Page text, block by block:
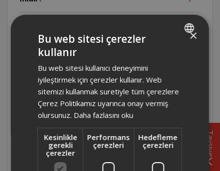
Makinesi Arıza durumunda ne yapılmalıdır?
AR5134- Arzum Hairstar Neo Kurutma
Makinesi Üretici/İthalatçı firma kimdir ve
ürün nerede üretilmiştir?
AR5134- Arzum Hairstar Neo Kurutma
AR5134- Arzum Hairstar Neo Kurutma
Makinesi Uzatma kablosu kullanılabilir mi?
Tavsiye
×
Bu web sitesi çerezler
kullanır
Bu web sitesi kullanıcı deneyimini
iyileştirmek için çerezler kullanır. Web
sitemizi kullanmak suretiyle tüm çerezlere
Çerez Politikamız uyarınca onay vermiş
olursunuz. Daha fazlasını oku
Kesinlikle
gerekli
çerezler
Performans
çerezleri
Hedefleme
çerezleri